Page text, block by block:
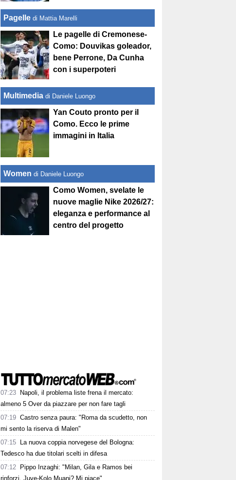
Pagelle di Mattia Marelli
Le pagelle di Cremonese-
Como: Douvikas goleador,
bene Perrone, Da Cunha
con i superpoteri
Multimedia di Daniele Luongo
Yan Couto pronto per il
Como. Ecco le prime
immagini in Italia
Women di Daniele Luongo
Como Women, svelate le
nuove maglie Nike 2026/27:
eleganza e performance al
centro del progetto
07:23
Napoli, il problema liste frena il mercato:
almeno 5 Over da piazzare per non fare tagli
07:19 Castro senza paura: "Roma da scudetto, non
mi sento la riserva di Malen"
07:15
La nuova coppia norvegese del Bologna:
Tedesco ha due titolari scelti in difesa
07:12
Pippo Inzaghi: "Milan, Gila e Ramos bei
rinforzi. Juve-Kolo Muani? Mi piace"